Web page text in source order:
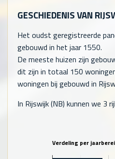
GESCHIEDENIS VAN
Het oudst geregistreerde
gebouwd in het jaar 1550.
De meeste huizen zijn
dit zijn in totaal 150
woningen bij gebouwd in
In Rijswijk (NB) kunnen we 3
Verdeling per